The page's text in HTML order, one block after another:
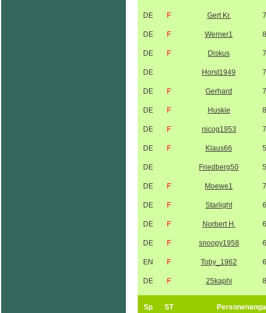
DE F Gert Kr.
DE F Werner1
DE F Diskus
DE Horst1949
DE F Gerhard
DE F Huskie
DE F nicog1953
DE F Klaus66
DE Friedberg50
DE F Moewe1
DE F Starlight
DE F Norbert H.
DE F snoopy1958
EN F Toby_1962
DE F 25kaphi
Sp ST